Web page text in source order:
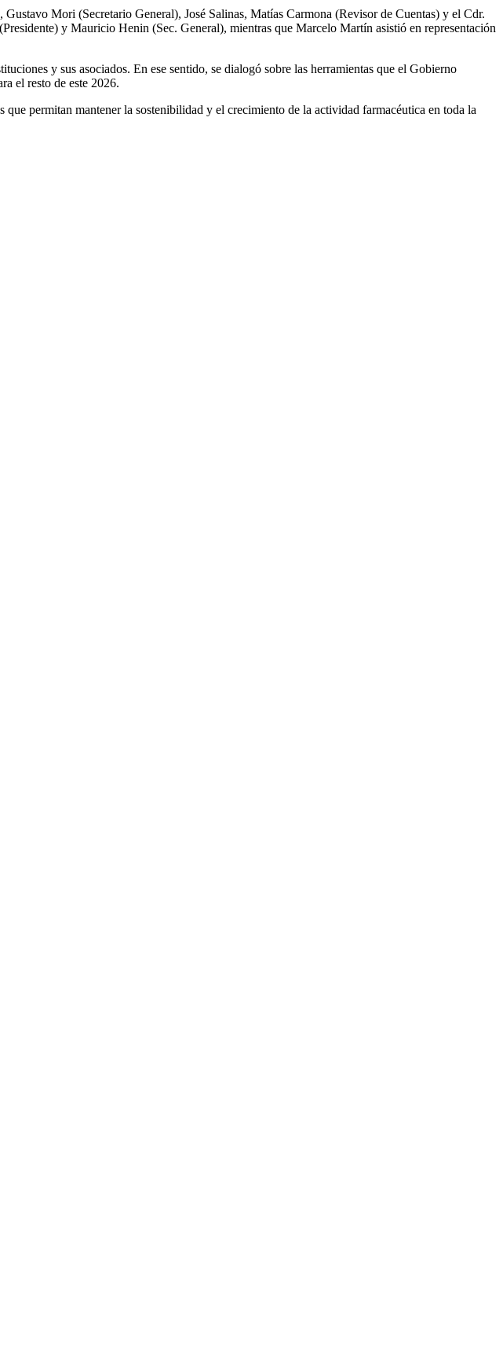
Mori (Secretario General), José Salinas, Matías Carmona (Revisor de Cuentas) y el Cdr.
y Mauricio Henin (Sec. General), mientras que Marcelo Martín asistió en representación
y sus asociados. En ese sentido, se dialogó sobre las herramientas que el Gobierno
el resto de este 2026.
que permitan mantener la sostenibilidad y el crecimiento de la actividad farmacéutica en toda la